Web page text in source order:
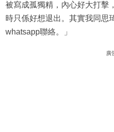
被寫成孤獨精，內心好大打擊
時只係好想退出。其實我同思
whatsapp聯絡。」
廣